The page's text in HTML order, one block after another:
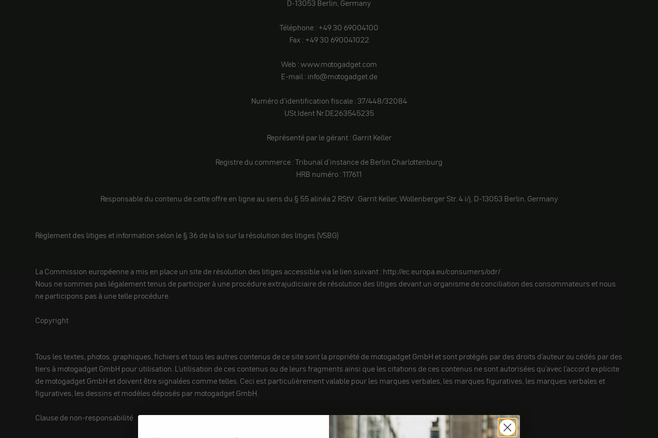
D-13053 Berlin, Germany
Téléphone : +49 30 69004100
Fax : +49 30 690041022
Web : www.motogadget.com
E-mail : info@motogadget.de
Numéro d'identification fiscale : 37/448/32084
USt.Ident Nr.DE263545235
Représenté par le gérant : Garrit Keller
Registre du commerce : Tribunal d'instance de Berlin Charlottenburg
HRB numéro : 117611
Responsable du contenu de cette offre en ligne au sens du § 55 alinéa 2 RStV : Garrit Keller, Wollenberger Str. 4 i/j, D-13053 Berlin, Germany
Règlement des litiges et information selon le § 36 de la loi sur la résolution des litiges (VSBG)
La Commission européenne a mis en place un site de résolution des litiges accessible via le lien suivant : http://ec.europa.eu/consumers/odr/
Nous ne sommes pas légalement tenus de participer à une procédure extrajudiciaire de résolution des litiges devant un organisme de conciliation des consommateurs et nous
ne participons pas à une telle procédure.
Copyright
Tous les textes, photos, graphiques, fichiers et tous les autres contenus de ce site sont la propriété de motogadget GmbH et sont protégés par des droits d'auteur ou cédés par des
tiers à motogadget GmbH pour utilisation. L'utilisation de ces contenus ou de leurs fragments ainsi que les citations de ces contenus ne sont autorisées qu'avec l'accord explicite
de motogadget GmbH et doivent être signalées comme telles. Ceci est particulièrement valable pour les marques verbales, les marques figuratives, les marques verbales et
figuratives, les dessins et modèles déposés par motogadget GmbH.
Clause de non-responsabilité